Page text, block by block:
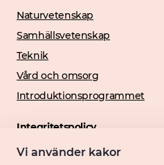
Vi använder kakor
Naturvetenskap
Samhällsvetenskap
Teknik
Vård och omsorg
Introduktionsprogrammet
Integritetspolicy
Personuppgiftshantering